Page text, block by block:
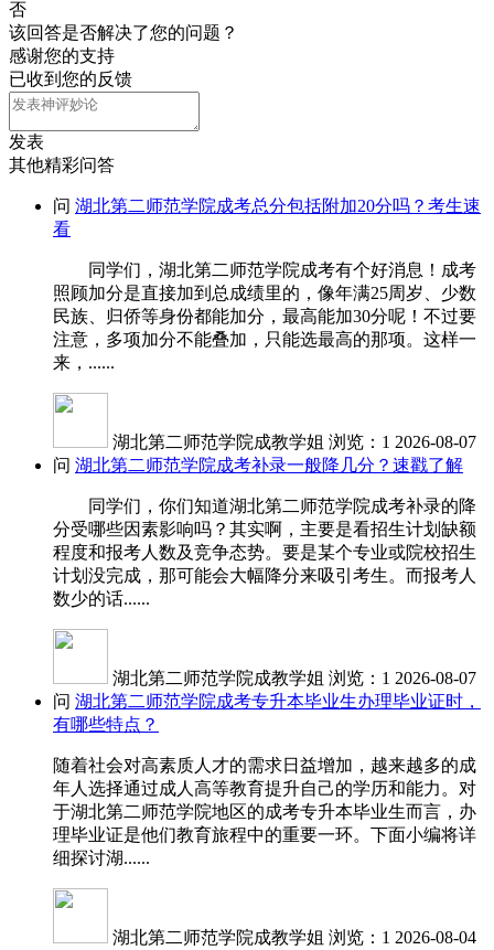
否
该回答是否解决了您的问题？
感谢您的支持
已收到您的反馈
发表
其他精彩问答
问 湖北第二师范学院成考总分包括附加20分吗？考生速
看
同学们，湖北第二师范学院成考有个好消息！成考
照顾加分是直接加到总成绩里的，像年满25周岁、少数
民族、归侨等身份都能加分，最高能加30分呢！不过要
注意，多项加分不能叠加，只能选最高的那项。这样一
来，......
湖北第二师范学院成教学姐 浏览：1 2026-08-07
问 湖北第二师范学院成考补录一般降几分？速戳了解
同学们，你们知道湖北第二师范学院成考补录的降
分受哪些因素影响吗？其实啊，主要是看招生计划缺额
程度和报考人数及竞争态势。要是某个专业或院校招生
计划没完成，那可能会大幅降分来吸引考生。而报考人
数少的话......
湖北第二师范学院成教学姐 浏览：1 2026-08-07
问 湖北第二师范学院成考专升本毕业生办理毕业证时，
有哪些特点？
随着社会对高素质人才的需求日益增加，越来越多的成
年人选择通过成人高等教育提升自己的学历和能力。对
于湖北第二师范学院地区的成考专升本毕业生而言，办
理毕业证是他们教育旅程中的重要一环。下面小编将详
细探讨湖......
湖北第二师范学院成教学姐 浏览：1 2026-08-04